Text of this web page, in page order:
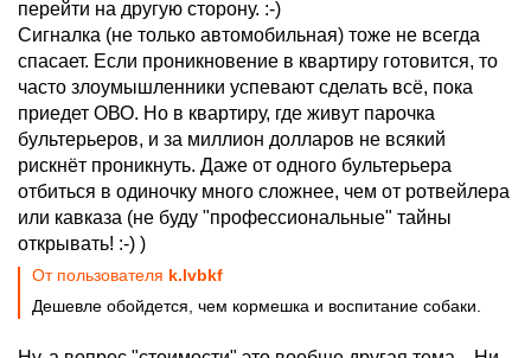
перейти на другую сторону. :-)
Сигналка (не только автомобильная) тоже не всегда
спасает. Если проникновение в квартиру готовится, то
часто злоумышленники успевают сделать всё, пока
приедет ОВО. Но в квартиру, где живут парочка
бультерьеров, и за миллион долларов не всякий
рискнёт проникнуть. Даже от одного бультерьера
отбиться в одиночку много сложнее, чем от ротвейлера
или кавказа (не буду "профессиональные" тайны
открывать! :-) )
От пользователя k.lvbkf
Дешевле обойдется, чем кормешка и воспитание собаки.